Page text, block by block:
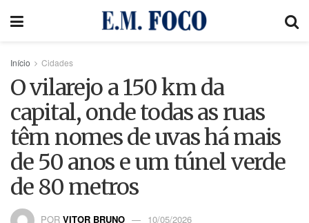
Início Cidades
O vilarejo a 150 km da
capital, onde todas as ruas
têm nomes de uvas há mais
de 50 anos e um túnel verde
de 80 metros
POR VITOR BRUNO 10/05/2026